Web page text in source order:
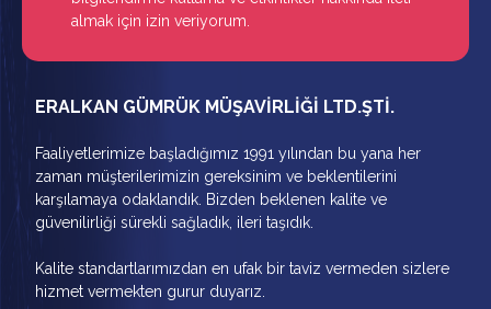
almak için izin veriyorum.
ERALKAN GÜMRÜK MÜŞAVİRLİĞİ LTD.ŞTİ.
Faaliyetlerimize başladığımız 1991 yılından bu yana her
zaman müşterilerimizin gereksinim ve beklentilerini
karşılamaya odaklandık. Bizden beklenen kalite ve
güvenilirliği sürekli sağladık, ileri taşıdık.
Kalite standartlarımızdan en ufak bir taviz vermeden sizlere
hizmet vermekten gurur duyarız.